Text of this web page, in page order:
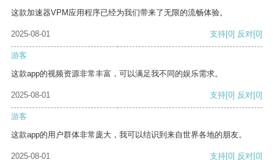
这款加速器VPM应用程序已经为我们带来了无限的流畅体验。
2025-08-01 支持[0] 反对[0]
游客
这款app的视频资源非常丰富，可以满足我不同的娱乐需求。
2025-08-01 支持[0] 反对[0]
游客
这款app的用户群体非常庞大，我可以结识到来自世界各地的朋友。
2025-08-01 支持[0] 反对[0]